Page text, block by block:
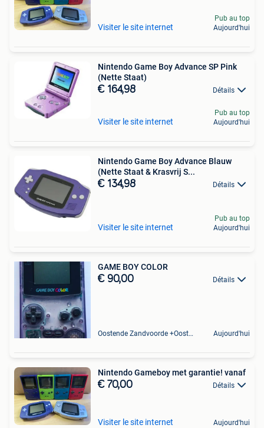
Visiter le site internet
Pub au top
Aujourd'hui
Nintendo Game Boy Advance SP Pink
(Nette Staat)
€ 164,98 Détails
Visiter le site internet
Pub au top
Aujourd'hui
Nintendo Game Boy Advance Blauw
(Nette Staat & Krasvrij S...
€ 134,98 Détails
Visiter le site internet
Pub au top
Aujourd'hui
GAME BOY COLOR
€ 90,00 Détails
Oostende Zandvoorde +Oostende Aujourd'hui
Nintendo Gameboy met garantie! vanaf
€ 70,00 Détails
Visiter le site internet Aujourd'hui